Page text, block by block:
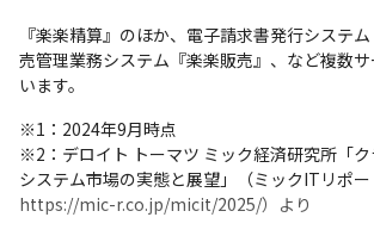
『楽楽精算』のほか、電子請求書発行システ
売管理業務システム『楽楽販売』、など複数
います。
※1：2024年9月時点
※2：デロイト トーマツ ミック経済研究所「
システム市場の実態と展望」（ミックITリポー
https://mic-r.co.jp/micit/2025/）より